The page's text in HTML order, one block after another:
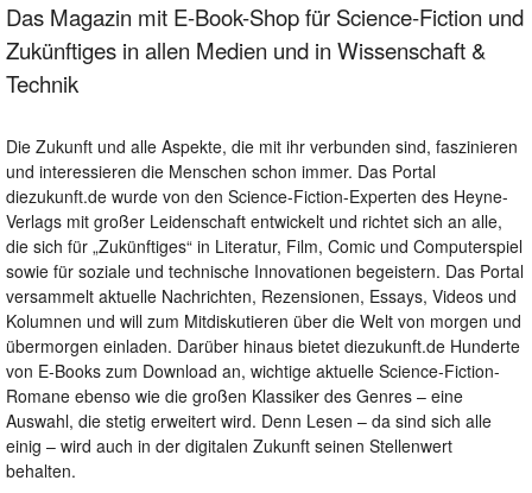
Das Magazin mit E-Book-Shop für Science-Fiction und
Zukünftiges in allen Medien und in Wissenschaft &
Technik
Die Zukunft und alle Aspekte, die mit ihr verbunden sind, faszinieren
und interessieren die Menschen schon immer. Das Portal
diezukunft.de wurde von den Science-Fiction-Experten des Heyne-
Verlags mit großer Leidenschaft entwickelt und richtet sich an alle,
die sich für „Zukünftiges“ in Literatur, Film, Comic und Computerspiel
sowie für soziale und technische Innovationen begeistern. Das Portal
versammelt aktuelle Nachrichten, Rezensionen, Essays, Videos und
Kolumnen und will zum Mitdiskutieren über die Welt von morgen und
übermorgen einladen. Darüber hinaus bietet diezukunft.de Hunderte
von E-Books zum Download an, wichtige aktuelle Science-Fiction-
Romane ebenso wie die großen Klassiker des Genres – eine
Auswahl, die stetig erweitert wird. Denn Lesen – da sind sich alle
einig – wird auch in der digitalen Zukunft seinen Stellenwert
behalten.